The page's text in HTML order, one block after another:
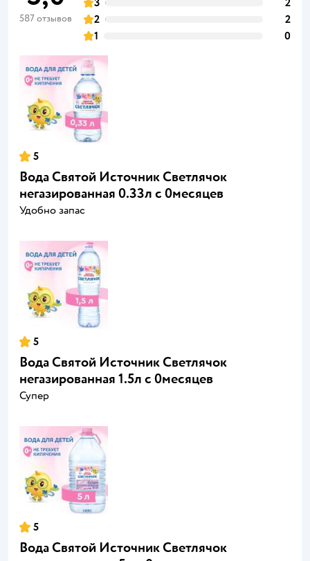
587 отзывов
3
2
2
2
1
0
5
Вода Святой Источник Светлячок
негазированная 0.33л с 0месяцев
Удобно запас
5
Вода Святой Источник Светлячок
негазированная 1.5л с 0месяцев
Супер
5
Вода Святой Источник Светлячок